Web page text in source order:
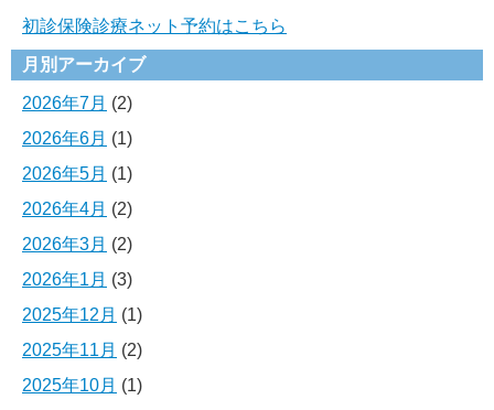
初診保険診療ネット予約はこちら
月別アーカイブ
2026年7月 (2)
2026年6月 (1)
2026年5月 (1)
2026年4月 (2)
2026年3月 (2)
2026年1月 (3)
2025年12月 (1)
2025年11月 (2)
2025年10月 (1)